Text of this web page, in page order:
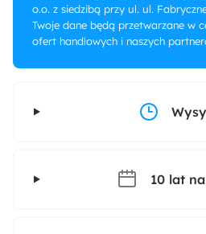
o.o. z siedzibą przy ul. ul.
Twoje dane będą przetwarzane w
ofert handlowych i naszych
10 lat